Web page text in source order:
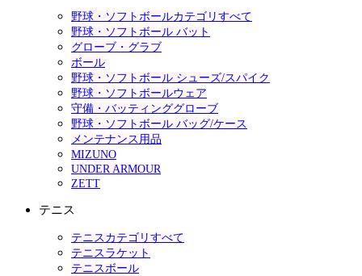
野球・ソフトボールカテゴリすべて
野球・ソフトボール バット
グローブ・グラブ
ボール
野球・ソフトボール シューズ/スパイク
野球・ソフトボールウェア
守備・バッティンググローブ
野球・ソフトボール バッグ/ケース
メンテナンス用品
MIZUNO
UNDER ARMOUR
ZETT
テニス
テニスカテゴリすべて
テニスラケット
テニスボール